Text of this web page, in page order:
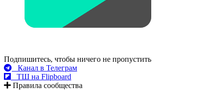
Подпишитесь, чтобы ничего не пропустить
Канал в Телеграм
ТШ на Flipboard
Правила сообщества